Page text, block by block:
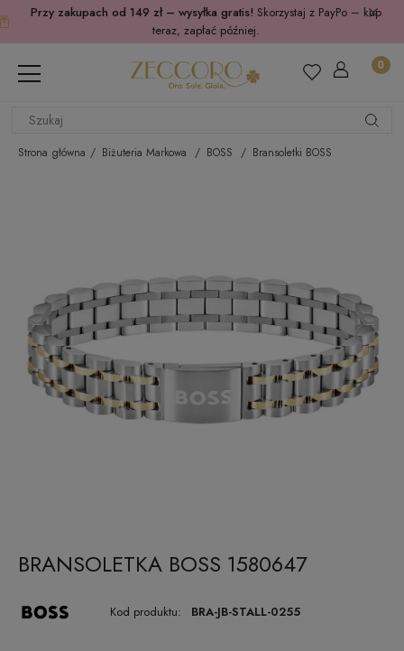
Przy zakupach od 149 zł – wysyłka gratis! Skorzystaj z PayPo – kup
teraz, zapłać później.
Strona główna Biżuteria Markowa BOSS Bransoletki BOSS
BRANSOLETKA BOSS 1580647
Kod produktu: BRA-JB-STALL-0255